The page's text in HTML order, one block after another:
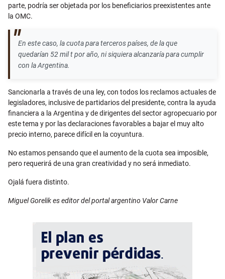
parte, podría ser objetada por los beneficiarios preexistentes ante
la OMC.
En este caso, la cuota para terceros países, de la que
quedarían 52 mil t por año, ni siquiera alcanzaría para cumplir
con la Argentina.
Sancionarla a través de una ley, con todos los reclamos actuales de
legisladores, inclusive de partidarios del presidente, contra la ayuda
financiera a la Argentina y de dirigentes del sector agropecuario por
este tema y por las declaraciones favorables a bajar el muy alto
precio interno, parece difícil en la coyuntura.
No estamos pensando que el aumento de la cuota sea imposible,
pero requerirá de una gran creatividad y no será inmediato.
Ojalá fuera distinto.
Miguel Gorelik es editor del portal argentino Valor Carne